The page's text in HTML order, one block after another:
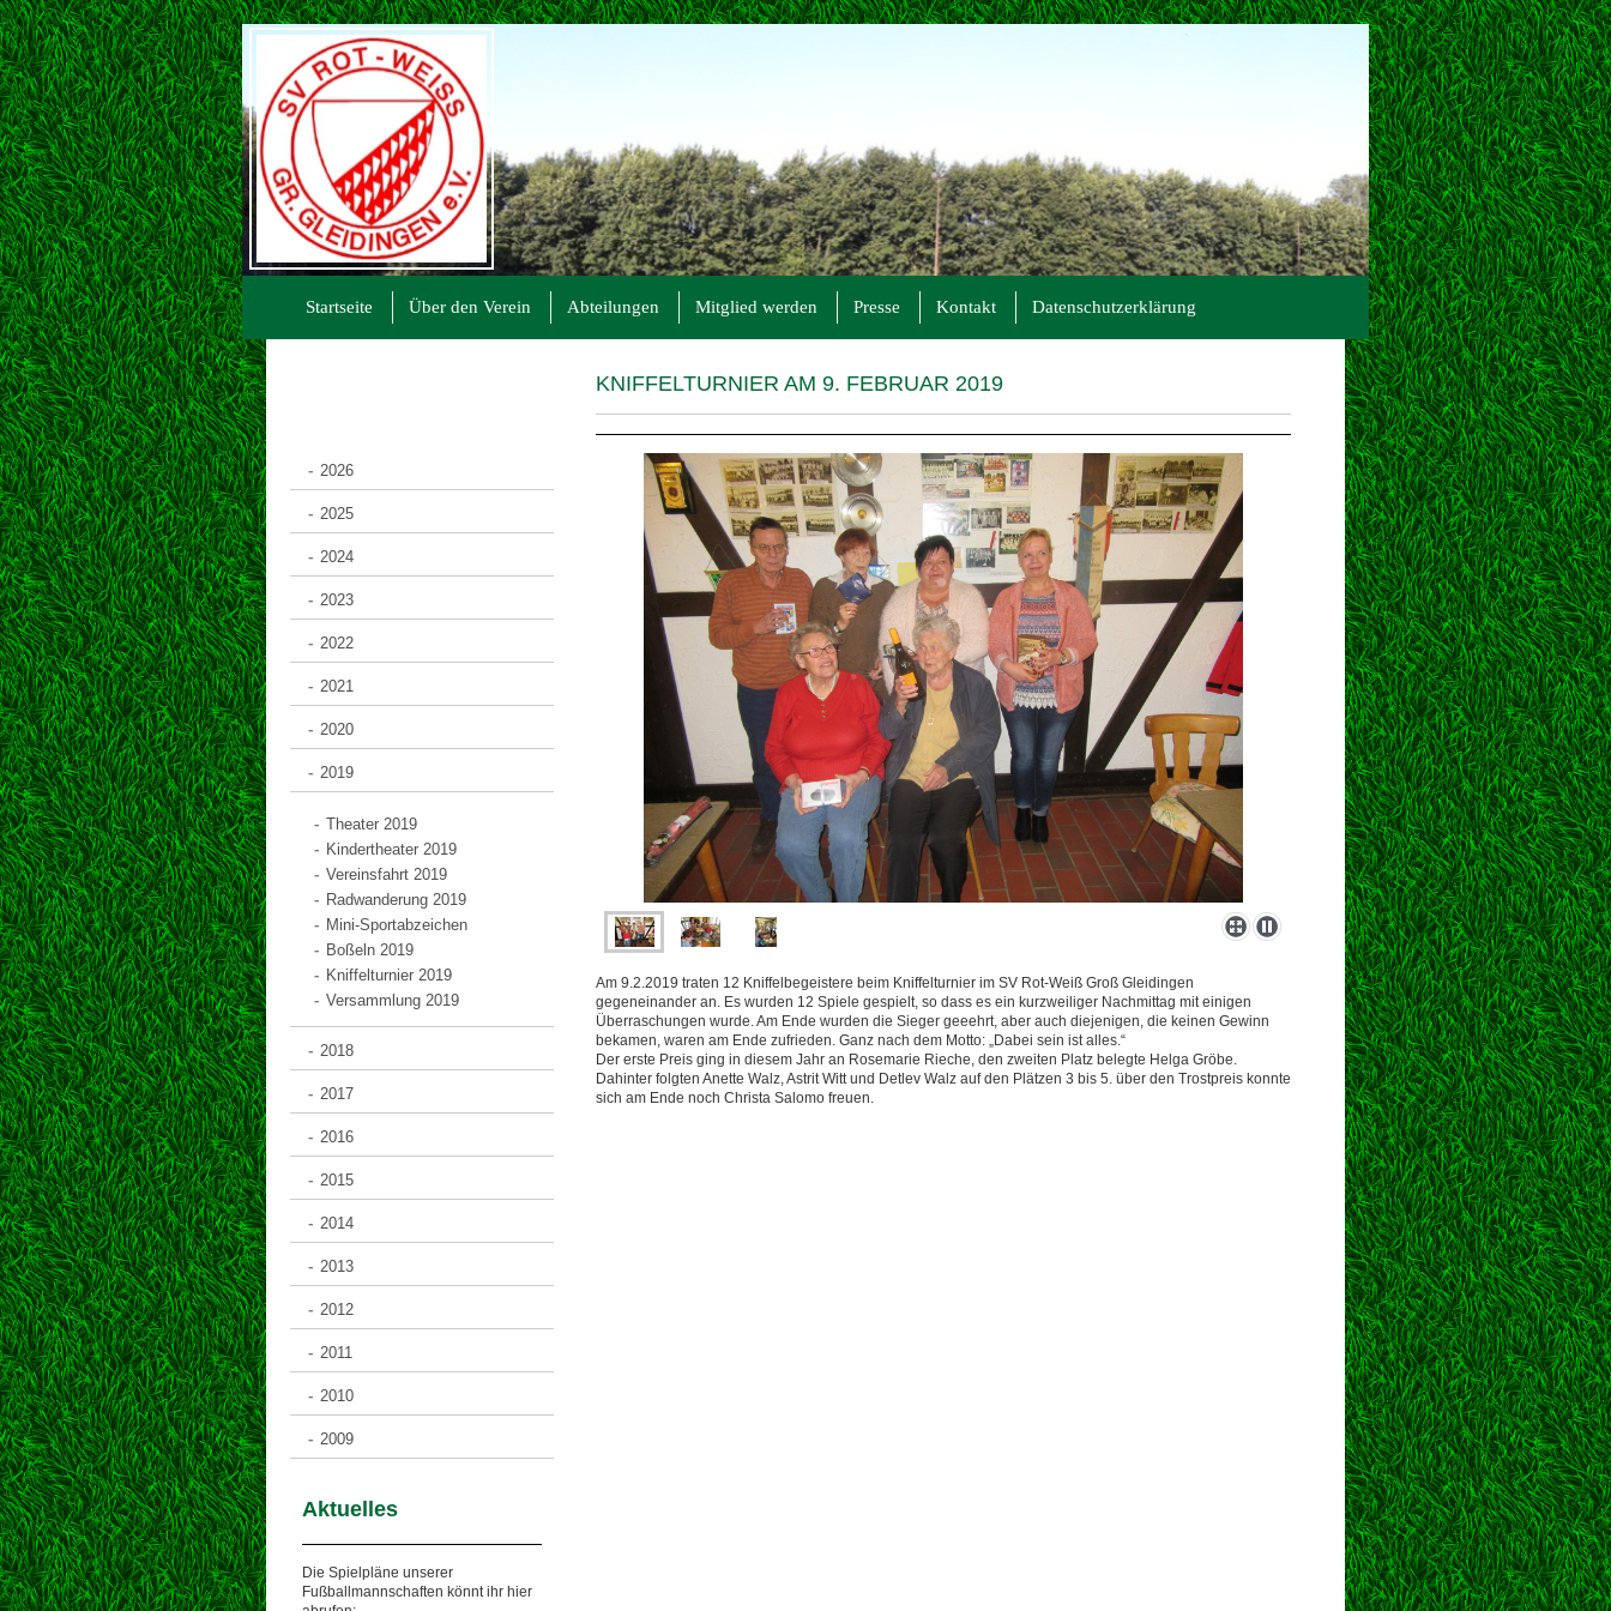
Startseite Über den Verein Abteilungen Mitglied werden Presse Kontakt Datenschutzerklärung
2026
2025
2024
2023
2022
2021
2020
2019
Theater 2019
Kindertheater 2019
Vereinsfahrt 2019
Radwanderung 2019
Mini-Sportabzeichen
Boßeln 2019
Kniffelturnier 2019
Versammlung 2019
2018
2017
2016
2015
2014
2013
2012
2011
2010
2009
Aktuelles
Die Spielpläne unserer
Fußballmannschaften könnt ihr hier
KNIFFELTURNIER AM 9. FEBRUAR 2019
Am 9.2.2019 traten 12 Kniffelbegeistere beim Kniffelturnier im SV Rot-Weiß Groß Gleidingen
gegeneinander an. Es wurden 12 Spiele gespielt, so dass es ein kurzweiliger Nachmittag mit einigen
Überraschungen wurde. Am Ende wurden die Sieger geeehrt, aber auch diejenigen, die keinen Gewinn
bekamen, waren am Ende zufrieden. Ganz nach dem Motto: „Dabei sein ist alles.“
Der erste Preis ging in diesem Jahr an Rosemarie Rieche, den zweiten Platz belegte Helga Gröbe.
Dahinter folgten Anette Walz, Astrit Witt und Detlev Walz auf den Plätzen 3 bis 5. über den Trostpreis konnte
sich am Ende noch Christa Salomo freuen.